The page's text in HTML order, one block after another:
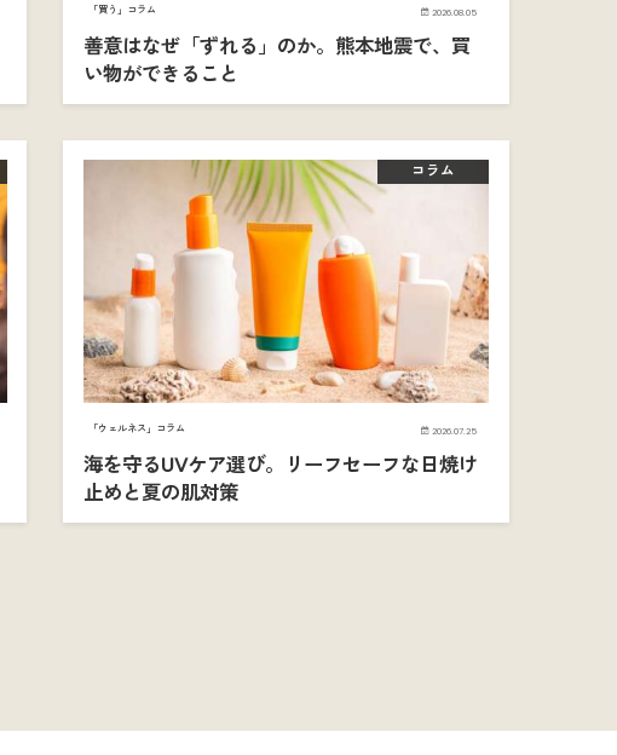
「買う」コラム 2026.08.05
善意はなぜ「ずれる」のか。熊本地震で、買
い物ができること
コラム
「ウェルネス」コラム 2026.07.25
海を守るUVケア選び。リーフセーフな日焼け
止めと夏の肌対策